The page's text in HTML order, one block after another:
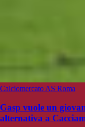
Calciomercato AS Roma
Gasp vuole un
alternativa a